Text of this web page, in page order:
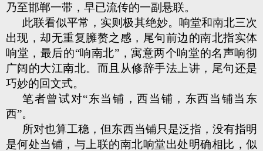
乃至邯郸一带，早已流传的一副悬联。
此联看似平常，实则极其绝妙。响堂和南北三次
出现，却无重复臃赘之感，尾句前边的南北指实体
响堂，最后的“响南北”，寓意两个响堂的名声响彻
广阔的大江南北。而且从修辞手法上讲，尾句还是
巧妙的回文式。
笔者曾试对“东当铺，西当铺，东西当铺当东
西”。
所对也算工稳，但东西当铺只是泛指，没有指明
是何处当铺，与上联的南北响堂出处明确相比，似